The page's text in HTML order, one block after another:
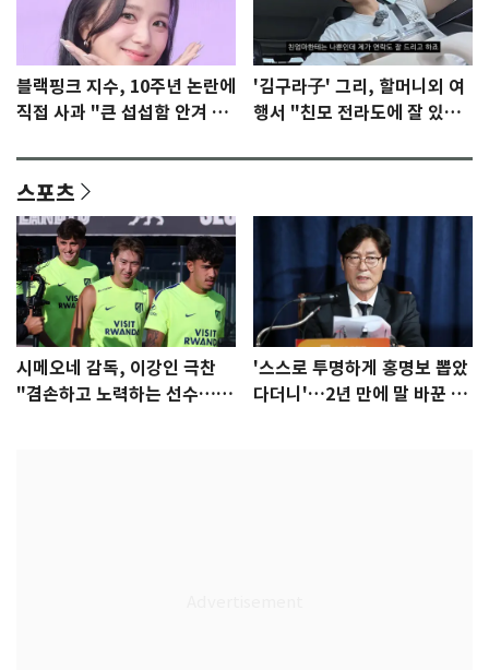
블랙핑크 지수, 10주년 논란에
직접 사과 "큰 섭섭함 안겨 미
'김구라子' 그리, 할머니외 여
행서 "친모 전라도에 잘 있
스포츠
시메오네 감독, 이강인 극찬
"겸손하고 노력하는 선수…좋
'스스로 투명하게 홍명보 뽑았
다더니'…2년 만에 말 바꾼 이